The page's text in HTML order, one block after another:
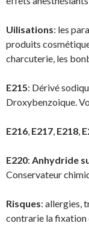
Uilisations: les
produits
charcuterie, les
E215: Dérivé
Droxybenzoique.
E216, E217, E218,
E220: Anhydride
Conservateur
Risques: allergies,
contrarie la fixation